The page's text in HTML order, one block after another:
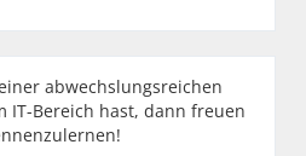
abwechslungsreichen
IT-Bereich hast, dann freuen